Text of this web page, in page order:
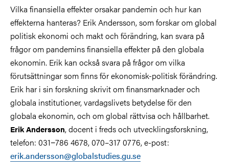
Vilka finansiella effekter orsakar pandemin och hur kan
effekterna hanteras? Erik Andersson, som forskar om global
politisk ekonomi och makt och förändring, kan svara på
frågor om pandemins finansiella effekter på den globala
ekonomin. Erik kan också svara på frågor om vilka
förutsättningar som finns för ekonomisk-politisk förändring.
Erik har i sin forskning skrivit om finansmarknader och
globala institutioner, vardagslivets betydelse för den
globala ekonomin, och om global rättvisa och hållbarhet.
Erik Andersson, docent i freds och utvecklingsforskning,
telefon: 031−786 4678, 070–317 0776, e-post:
erik.andersson@globalstudies.gu.se